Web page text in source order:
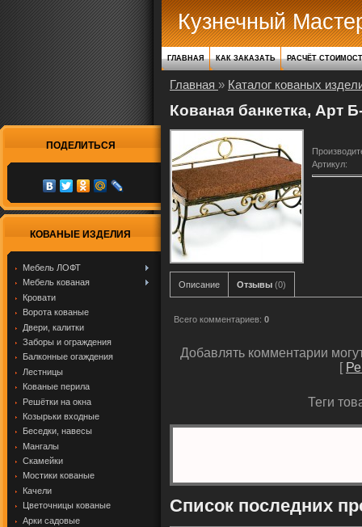
ПОДЕЛИТЬСЯ
КОВАНЫЕ ИЗДЕЛИЯ
Мебель ЛОФТ
Мебель кованая
Кровати
Ворота кованые
Двери, калитки
Заборы и ограждения
Балконные огаждения
Лестницы
Кованые перила
Решётки на окна
Козырьки входные
Беседки, навесы
Мангалы
Скамейки
Мостики кованые
Качели
Цветочницы кованые
Арки садовые
Кузнечный
ГЛАВНАЯ КАК ЗАКАЗАТЬ РАСЧЁТ
Главная » Каталог кованых
Кованая банкетка, Арт
Артикул:
Описание Отзывы (0)
Всего комментариев: 0
Добавлять комментарии
[
Теги
Список последних